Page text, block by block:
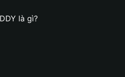
là gì?